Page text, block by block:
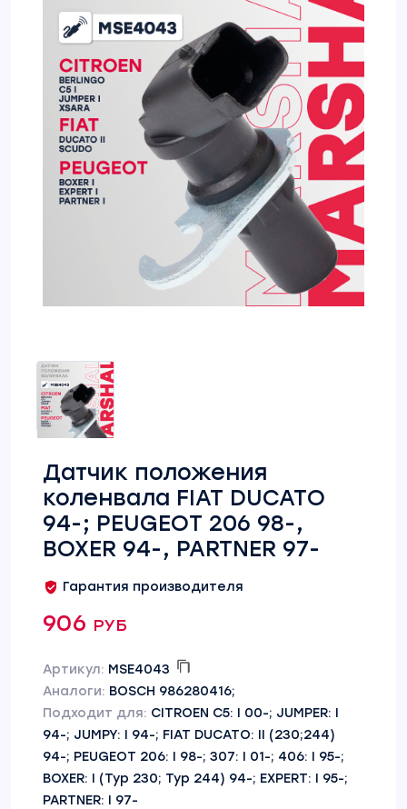
Датчик положения
коленвала FIAT DUCATO
94-; PEUGEOT 206 98-,
BOXER 94-, PARTNER 97-
Гарантия производителя
906 руб
Артикул: MSE4043
Аналоги: BOSCH 986280416;
Подходит для: CITROEN C5: I 00-; JUMPER: I
94-; JUMPY: I 94-; FIAT DUCATO: II (230;244)
94-; PEUGEOT 206: I 98-; 307: I 01-; 406: I 95-;
BOXER: I (Typ 230; Typ 244) 94-; EXPERT: I 95-;
PARTNER: I 97-